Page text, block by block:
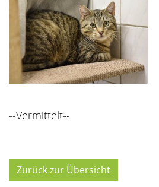
--Vermittelt--
Zurück zur Übersicht